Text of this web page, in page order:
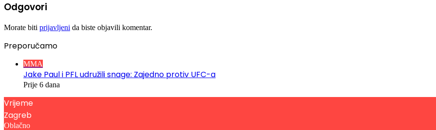
Odgovori
Morate biti prijavljeni da biste objavili komentar.
Preporučamo
MMA
Jake Paul i PFL udružili snage: Zajedno protiv UFC-a
Prije 6 dana
Vrijeme
Zagreb
Oblačno